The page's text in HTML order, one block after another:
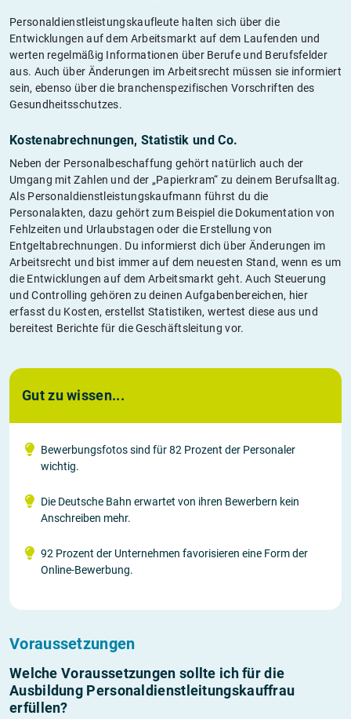
Personaldienstleistungskaufleute halten sich über die
Entwicklungen auf dem Arbeitsmarkt auf dem Laufenden und
werten regelmäßig Informationen über Berufe und Berufsfelder
aus. Auch über Änderungen im Arbeitsrecht müssen sie informiert
sein, ebenso über die branchenspezifischen Vorschriften des
Gesundheitsschutzes.
Kostenabrechnungen, Statistik und Co.
Neben der Personalbeschaffung gehört natürlich auch der
Umgang mit Zahlen und der „Papierkram“ zu deinem Berufsalltag.
Als Personaldienstleistungskaufmann führst du die
Personalakten, dazu gehört zum Beispiel die Dokumentation von
Fehlzeiten und Urlaubstagen oder die Erstellung von
Entgeltabrechnungen. Du informierst dich über Änderungen im
Arbeitsrecht und bist immer auf dem neuesten Stand, wenn es um
die Entwicklungen auf dem Arbeitsmarkt geht. Auch Steuerung
und Controlling gehören zu deinen Aufgabenbereichen, hier
erfasst du Kosten, erstellst Statistiken, wertest diese aus und
bereitest Berichte für die Geschäftsleitung vor.
Gut zu wissen...
Bewerbungsfotos sind für 82 Prozent der Personaler
wichtig.
Die Deutsche Bahn erwartet von ihren Bewerbern kein
Anschreiben mehr.
92 Prozent der Unternehmen favorisieren eine Form der
Online-Bewerbung.
Voraussetzungen
Welche Voraussetzungen sollte ich für die
Ausbildung Personaldienstleitungskauffrau
erfüllen?